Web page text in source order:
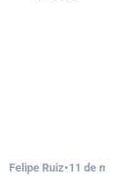
Felipe Ruiz•11 de